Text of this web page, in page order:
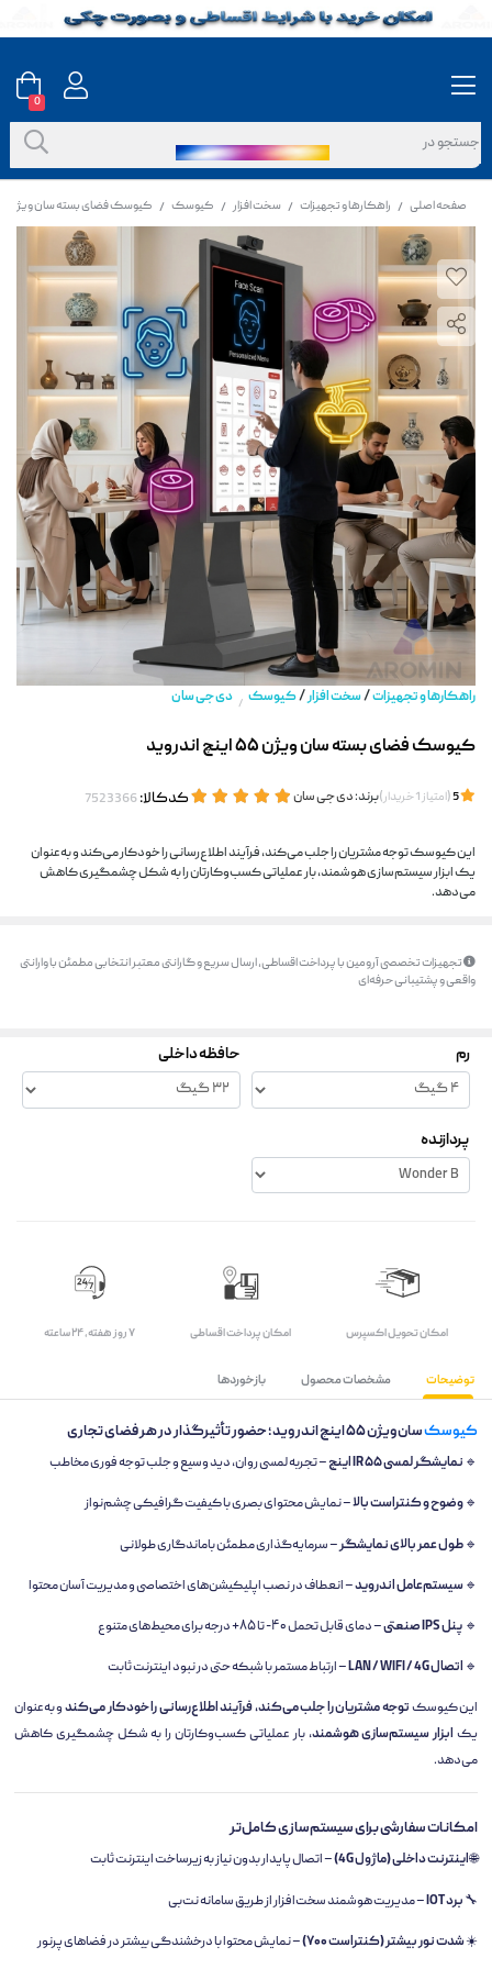
صفحه اصلی / راهکارها و تجهیزات / سخت افزار / کیوسک / کیوسک فضای بسته سان ویژن ۵۵ اینچ اندروید
راهکارها و تجهیزات/سخت افزار/کیوسک / دی جی سان
کیوسک فضای بسته سان ویژن ۵۵ اینچ اندروید
(امتیاز1خریدار)برند:دی جی سان کدکالا:
این کیوسک توجه مشتریان را جلب می‌کند، فرآیند اطلاع‌رسانی را خودکار می‌کند و به‌عنوان
یک ابزار سیستم‌سازی هوشمند، بار عملیاتی کسب‌وکارتان را به شکل چشمگیری کاهش
می‌دهد.
تجهیزات تخصصی آرومین با پرداخت اقساطی، ارسال سریع و گارانتی معتبر انتخابی مطمئن با وارانتی
واقعی و پشتیبانی حرفه‌ای
رم حافظه داخلی
پردازنده
اﻣﮑﺎن ﺗﺤﻮﯾﻞ اﮐﺴﭙﺮس امکان پرداخت اقساطی ۷ روز ﻫﻔﺘﻪ، ۲۴ ﺳﺎﻋﺘﻪ
توضیحات مشخصات محصول بازخوردها
کیوسکسان‌ویژن ۵۵ اینچ اندروید؛ حضور تأثیرگذار در هر فضای تجاری
🔹 نمایشگر لمسی IR ۵۵ اینچ – تجربه لمسی روان، دید وسیع و جلب توجه فوری مخاطب
🔹وضوح و کنتراست بالا– نمایش محتوای بصری با کیفیت گرافیکی چشم‌نواز
🔹طول عمر بالای نمایشگر– سرمایه‌گذاری مطمئن باماندگاری طولانی
🔹سیستم‌عامل اندروید– انعطاف در نصب اپلیکیشن‌های اختصاصی و مدیریت آسان محتوا
🔹 پنل IPS صنعتی – دمای قابل تحمل ۴۰- تا ۸۵+ درجه برای محیط‌های متنوع
🔹 اتصال LAN / WIFI / 4G – ارتباط مستمر با شبکه حتی در نبود اینترنت ثابت
این کیوسکتوجه مشتریان را جلب می‌کند، فرآیند اطلاع‌رسانی را خودکار می‌کندو به‌عنوان
یک ابزار سیستم‌سازی هوشمند، بار عملیاتی کسب‌وکارتان را به شکل چشمگیری کاهش
می‌دهد.
امکانات سفارشی برای سیستم‌سازی کامل‌تر
🌐اینترنت داخلی (ماژول 4G) – اتصال پایدار بدون نیاز به زیرساخت اینترنت ثابت
🔧برد IOT – مدیریت هوشمند سخت‌افزار از طریق سامانه نت‌بی
☀️شدت نور بیشتر (کنتراست ۷۰۰) – نمایش محتوا با درخشندگی بیشتر در فضاهای پرنور
0